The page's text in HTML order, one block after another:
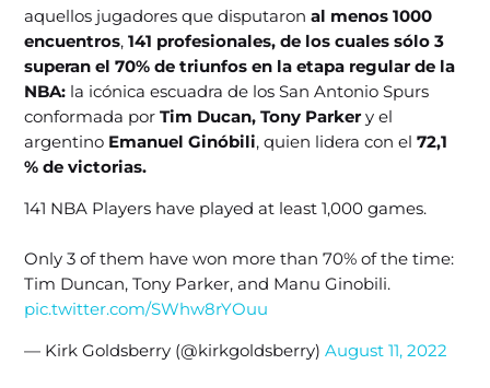
aquellos jugadores que disputaron al menos 1000
encuentros,141 profesionales, de los cuales sólo 3
superan el 70% de triunfos en la etapa regular de la
NBA: la icónica escuadra de los San Antonio Spurs
conformada porTim Ducan, Tony Parkery el
argentino Emanuel Ginóbili, quien lidera con el72,1
% de victorias.
141 NBA Players have played at least 1,000 games.
Only 3 of them have won more than 70% of the time:
Tim Duncan, Tony Parker, and Manu Ginobili.
pic.twitter.com/SWhw8rYOuu
— Kirk Goldsberry (@kirkgoldsberry)August 11, 2022